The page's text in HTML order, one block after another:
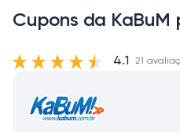
Cupons da KaBuM
4.1 21